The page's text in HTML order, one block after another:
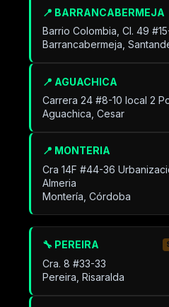
📍 BARRANCABERMEJA
Barrio Colombia, Cl. 49
Barrancabermeja,
📍 AGUACHICA
Carrera 24 #8-10 local 2
Aguachica, Cesar
📍 MONTERIA
Cra 14F #44-36
Almeria
Montería, Córdoba
🔧 PEREIRA
Cra. 8 #33-33
Pereira, Risaralda